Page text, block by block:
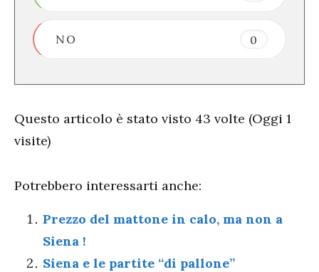
NO 0
Questo articolo è stato visto 43 volte (Oggi 1
visite)
Potrebbero interessarti anche:
Prezzo del mattone in calo, ma non a
Siena !
Siena e le partite “di pallone”